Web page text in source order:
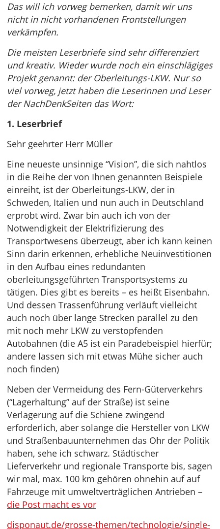
Das will ich vorweg bemerken, damit wir uns
nicht in nicht vorhandenen Frontstellungen
verkämpfen.
Die meisten Leserbriefe sind sehr differenziert
und kreativ. Wieder wurde noch ein einschlägiges
Projekt genannt: der Oberleitungs-LKW. Nur so
viel vorweg, jetzt haben die Leserinnen und Leser
der NachDenkSeiten das Wort:
1. Leserbrief
Sehr geehrter Herr Müller
Eine neueste unsinnige “Vision”, die sich nahtlos
in die Reihe der von Ihnen genannten Beispiele
einreiht, ist der Oberleitungs-LKW, der in
Schweden, Italien und nun auch in Deutschland
erprobt wird. Zwar bin auch ich von der
Notwendigkeit der Elektrifizierung des
Transportwesens überzeugt, aber ich kann keinen
Sinn darin erkennen, erhebliche Neuinvestitionen
in den Aufbau eines redundanten
oberleitungsgeführten Transportsystems zu
tätigen. Dies gibt es bereits – es heißt Eisenbahn.
Und dessen Trassenführung verläuft vielleicht
auch noch über lange Strecken parallel zu den
mit noch mehr LKW zu verstopfenden
Autobahnen (die A5 ist ein Paradebeispiel hierfür;
andere lassen sich mit etwas Mühe sicher auch
noch finden)
Neben der Vermeidung des Fern-Güterverkehrs
(“Lagerhaltung” auf der Straße) ist seine
Verlagerung auf die Schiene zwingend
erforderlich, aber solange die Hersteller von LKW
und Straßenbauunternehmen das Ohr der Politik
haben, sehe ich schwarz. Städtischer
Lieferverkehr und regionale Transporte bis, sagen
wir mal, max. 100 km gehören ohnehin auf auf
Fahrzeuge mit umweltverträglichen Antrieben –
die Post macht es vor
disponaut.de/grosse-themen/technologie/single-